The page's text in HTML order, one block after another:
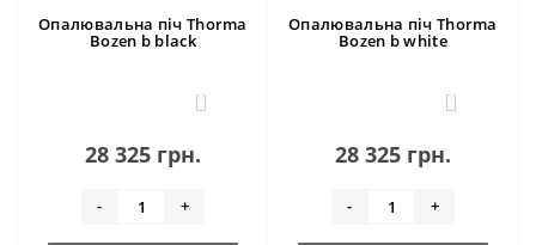
Опалювальна піч Thorma
Bozen b black
0
28 325 грн.
- +
Опалювальна піч Thorma
Bozen b white
1
28 325 грн.
- +